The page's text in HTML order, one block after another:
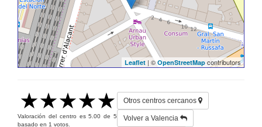
Leaflet | © OpenStreetMap contributors
Valoración del centro es5.00 de5
basado en 1 votos.
Otros centros cercanos
Volver a Valencia